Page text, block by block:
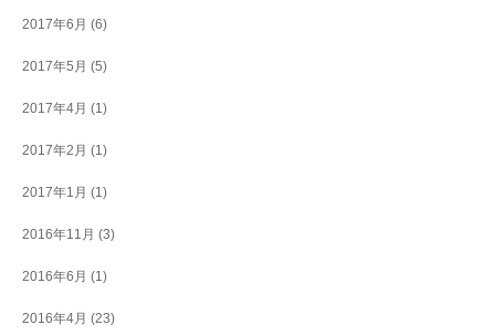
2017年6月 (6)
2017年5月 (5)
2017年4月 (1)
2017年2月 (1)
2017年1月 (1)
2016年11月 (3)
2016年6月 (1)
2016年4月 (23)